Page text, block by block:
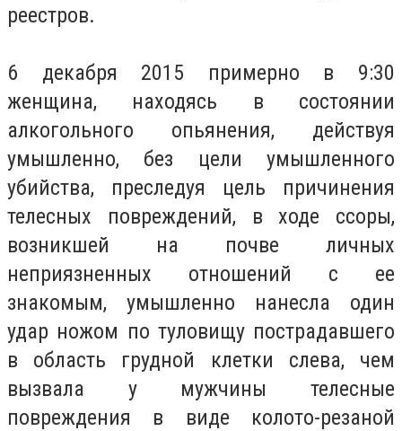
реестров.
6 декабря 2015 примерно в 9:30
женщина, находясь в состоянии
алкогольного опьянения, действуя
умышленно, без цели умышленного
убийства, преследуя цель причинения
телесных повреждений, в ходе ссоры,
возникшей на почве личных
неприязненных отношений с ее
знакомым, умышленно нанесла один
удар ножом по туловищу пострадавшего
в область грудной клетки слева, чем
вызвала у мужчины телесные
повреждения в виде колото-резаной